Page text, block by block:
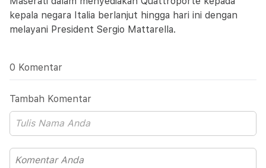
kepala negara Italia berlanjut hingga hari ini dengan
melayani President Sergio Mattarella.
0 Komentar
Tambah Komentar